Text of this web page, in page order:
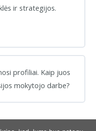
ir strategijos.
profiliai. Kaip juos
mokytojo darbe?